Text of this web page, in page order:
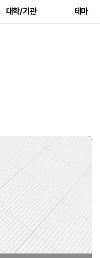
대학/기관 테마